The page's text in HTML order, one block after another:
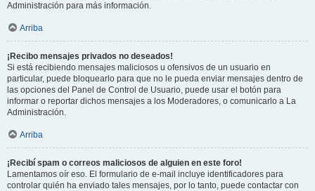
Administración para más información.
Arriba
¡Recibo mensajes privados no deseados!
Si está recibiendo mensajes maliciosos u ofensivos de un usuario en
particular, puede bloquearlo para que no le pueda enviar mensajes dentro de
las opciones del Panel de Control de Usuario, puede usar el botón para
informar o reportar dichos mensajes a los Moderadores, o comunicarlo a La
Administración.
Arriba
¡Recibí spam o correos maliciosos de alguien en este foro!
Lamentamos oír eso. El formulario de e-mail incluye identificadores para
controlar quién ha enviado tales mensajes, por lo tanto, puede contactar con